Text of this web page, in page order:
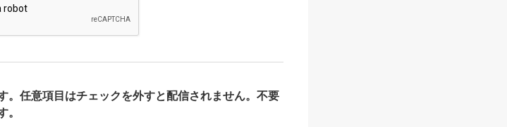
。任意項目はチェックを外すと配信されません。不要